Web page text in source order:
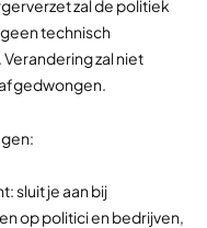
zal de politiek
technisch
zal niet
sluit je aan bij
op politici en bedrijven,